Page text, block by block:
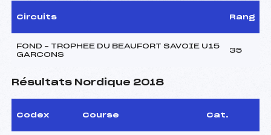
Circuits Rang
FOND – TROPHEE DU BEAUFORT SAVOIE U15
GARCONS
35
Résultats Nordique 2018
Codex Course Cat.